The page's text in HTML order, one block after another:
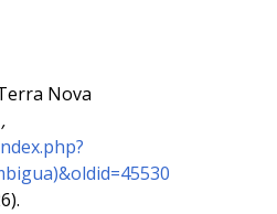
Nova